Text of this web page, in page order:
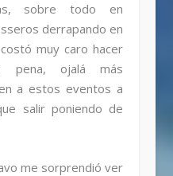
sobre todo en
derrapando en
muy caro hacer
pena, ojalá más
a estos eventos a
salir poniendo de
me sorprendió ver